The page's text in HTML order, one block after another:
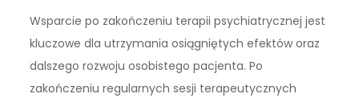
Wsparcie po zakończeniu terapii psychiatrycznej jest
kluczowe dla utrzymania osiągniętych efektów oraz
dalszego rozwoju osobistego pacjenta. Po
zakończeniu regularnych sesji terapeutycznych